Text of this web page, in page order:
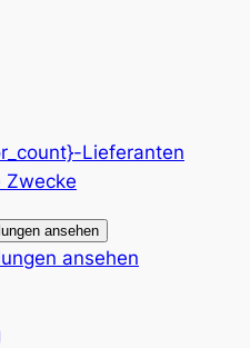
Lieferanten
Zwecke
ansehen
ansehen